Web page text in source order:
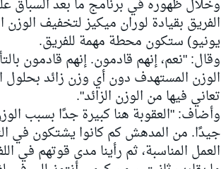
سباقات التحمّل
يونيو) ستكون محطة مهمة للفريق.
وقال: "نعم، إنهم قادمون. إنهم قادمون
الوزن المستهدف دون أي وزن زائد بحلول
تعاني فيها من الوزن الزائد".
وأضاف: "العقوبة هنا كبيرة جدًا بسبب
جيدًا. من المدهش كم كانوا يشتكون في
العمل المناسبة، ثم رأينا مدى قوتهم في